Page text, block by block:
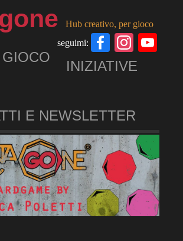
Hub creativo, per gioco
seguimi:
Facebook
GIOCO
INIZIATIVE
E NEWSLETTER